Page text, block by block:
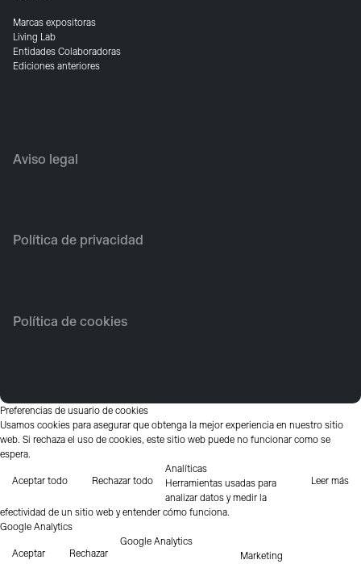
Marcas expositoras
Living Lab
Entidades Colaboradoras
Ediciones anteriores
Aviso legal
Política de privacidad
Política de cookies
Preferencias de usuario de cookies
Usamos cookies para asegurar que obtenga la mejor experiencia en nuestro sitio
web. Si rechaza el uso de cookies, este sitio web puede no funcionar como se
espera.
Aceptar todo Rechazar todo Leer más
Analíticas
Herramientas usadas para
analizar datos y medir la
efectividad de un sitio web y entender cómo funciona.
Google Analytics
Aceptar Rechazar
Google Analytics
Marketing